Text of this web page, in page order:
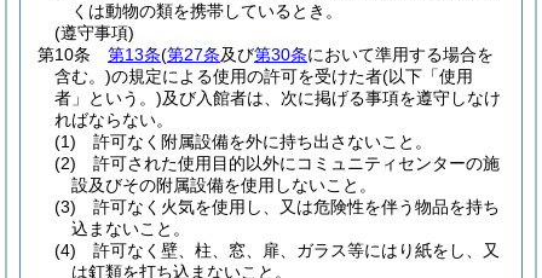
くは動物の類を携帯しているとき。
(遵守事項)
第10条
第13条(第27条及び第30条において準用する場合を
含む。)の規定による使用の許可を受けた者(以下「使用
者」という。)及び入館者は、次に掲げる事項を遵守しなけ
ればならない。
(1)
許可なく附属設備を外に持ち出さないこと。
(2)
許可された使用目的以外にコミュニティセンターの施
設及びその附属設備を使用しないこと。
(3)
許可なく火気を使用し、又は危険性を伴う物品を持ち
込まないこと。
(4)
許可なく壁、柱、窓、扉、ガラス等にはり紙をし、又
は釘類を打ち込まないこと。